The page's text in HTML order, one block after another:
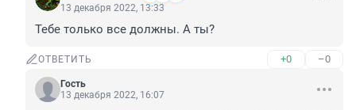
13 декабря 2022, 13:33
Тебе только все должны. А ты?
ОТВЕТИТЬ +0 –0
Гость
13 декабря 2022, 16:07